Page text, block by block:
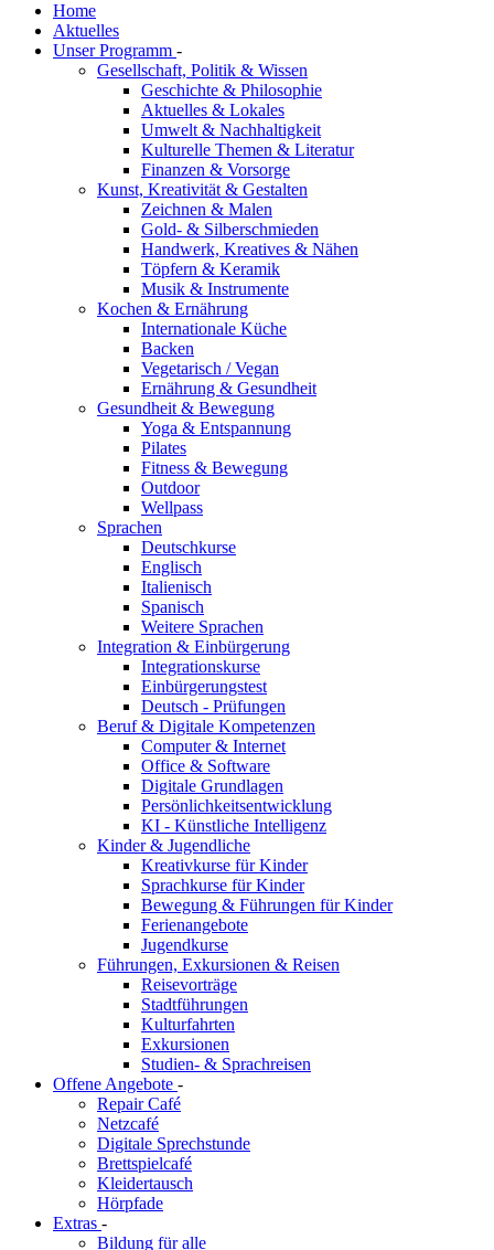
Home
Aktuelles
Unser Programm -
Gesellschaft, Politik & Wissen
Geschichte & Philosophie
Aktuelles & Lokales
Umwelt & Nachhaltigkeit
Kulturelle Themen & Literatur
Finanzen & Vorsorge
Kunst, Kreativität & Gestalten
Zeichnen & Malen
Gold- & Silberschmieden
Handwerk, Kreatives & Nähen
Töpfern & Keramik
Musik & Instrumente
Kochen & Ernährung
Internationale Küche
Backen
Vegetarisch / Vegan
Ernährung & Gesundheit
Gesundheit & Bewegung
Yoga & Entspannung
Pilates
Fitness & Bewegung
Outdoor
Wellpass
Sprachen
Deutschkurse
Englisch
Italienisch
Spanisch
Weitere Sprachen
Integration & Einbürgerung
Integrationskurse
Einbürgerungstest
Deutsch - Prüfungen
Beruf & Digitale Kompetenzen
Computer & Internet
Office & Software
Digitale Grundlagen
Persönlichkeitsentwicklung
KI - Künstliche Intelligenz
Kinder & Jugendliche
Kreativkurse für Kinder
Sprachkurse für Kinder
Bewegung & Führungen für Kinder
Ferienangebote
Jugendkurse
Führungen, Exkursionen & Reisen
Reisevorträge
Stadtführungen
Kulturfahrten
Exkursionen
Studien- & Sprachreisen
Offene Angebote -
Repair Café
Netzcafé
Digitale Sprechstunde
Brettspielcafé
Kleidertausch
Hörpfade
Extras -
Bildung für alle